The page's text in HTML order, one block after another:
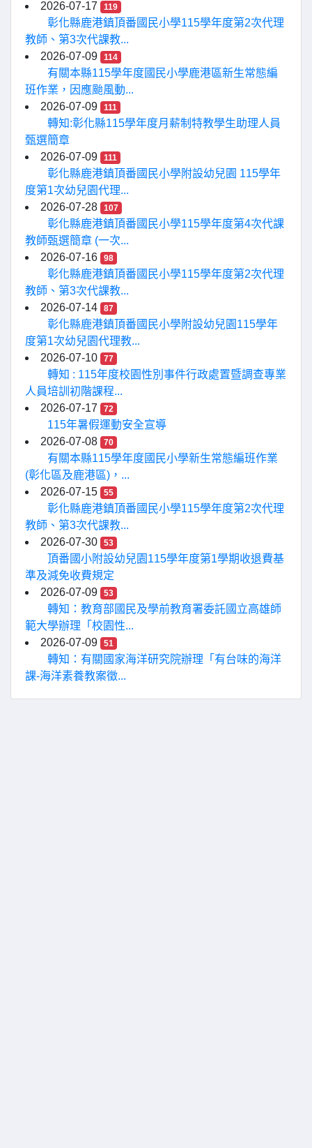
2026-07-17 119
彰化縣鹿港鎮頂番國民小學115學年度第2次代理
教師、第3次代課教...
2026-07-09
114
有關本縣115學年度國民小學鹿港區新生常態編
班作業，因應颱風動...
2026-07-09
111
轉知:彰化縣115學年度月薪制特教學生助理人員
甄選簡章
2026-07-09
111
彰化縣鹿港鎮頂番國民小學附設幼兒園 115學年
度第1次幼兒園代理...
2026-07-28
107
彰化縣鹿港鎮頂番國民小學115學年度第4次代課
教師甄選簡章 (一次...
2026-07-16
98
彰化縣鹿港鎮頂番國民小學115學年度第2次代理
教師、第3次代課教...
2026-07-14
87
彰化縣鹿港鎮頂番國民小學附設幼兒園115學年
度第1次幼兒園代理教...
2026-07-10
77
轉知 : 115年度校園性別事件行政處置暨調查專業
人員培訓初階課程...
2026-07-17
72
115年暑假運動安全宣導
2026-07-08
70
有關本縣115學年度國民小學新生常態編班作業
(彰化區及鹿港區)，...
2026-07-15
55
彰化縣鹿港鎮頂番國民小學115學年度第2次代理
教師、第3次代課教...
2026-07-30
53
頂番國小附設幼兒園115學年度第1學期收退費基
準及減免收費規定
2026-07-09
53
轉知：教育部國民及學前教育署委託國立高雄師
範大學辦理「校園性...
2026-07-09
51
轉知：有關國家海洋研究院辦理「有台味的海洋
課-海洋素養教案徵...